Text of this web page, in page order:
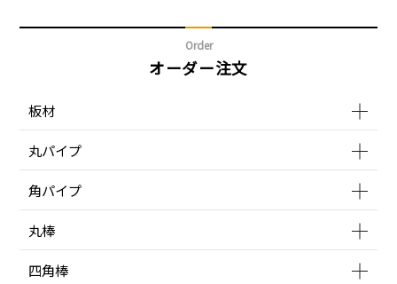
Order
オーダー注文
板材
丸パイプ
角パイプ
丸棒
四角棒